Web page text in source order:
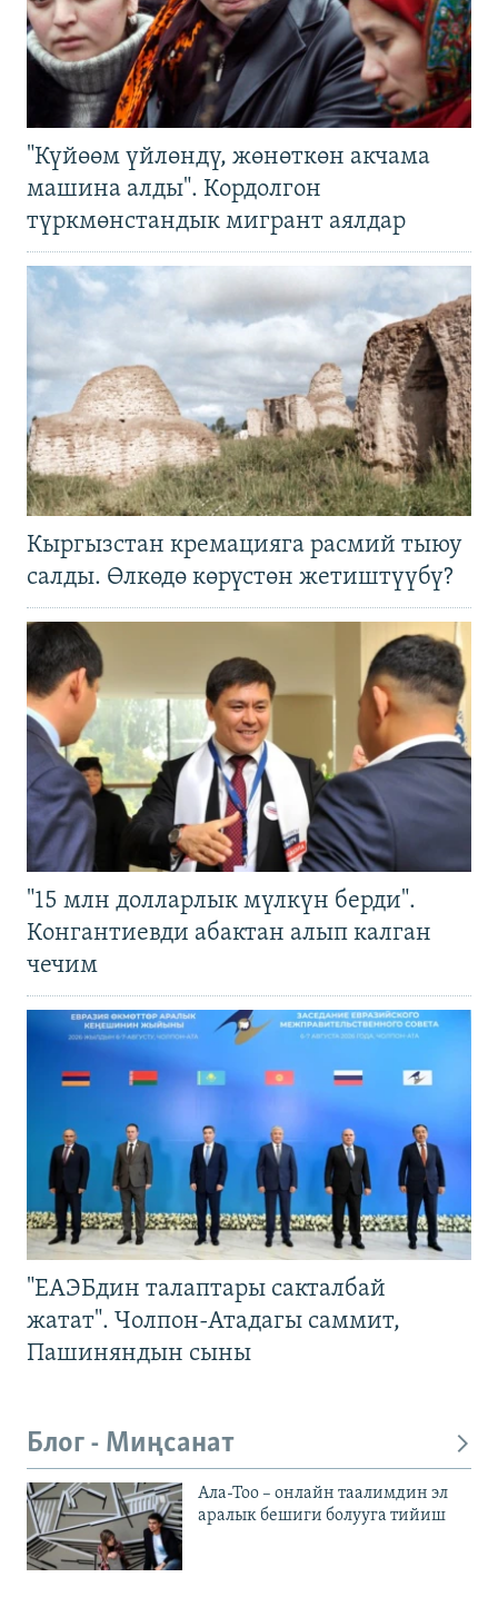
"Күйөөм үйлөндү, жөнөткөн акчама
машина алды". Кордолгон
түркмөнстандык мигрант аялдар
Кыргызстан кремацияга расмий тыюу
салды. Өлкөдө көрүстөн жетиштүүбү?
"15 млн долларлык мүлкүн берди".
Конгантиевди абактан алып калган
чечим
"ЕАЭБдин талаптары сакталбай
жатат". Чолпон-Атадагы саммит,
Пашиняндын сыны
Блог - Миңсанат
Ала-Тоо – онлайн таалимдин эл
аралык бешиги болууга тийиш